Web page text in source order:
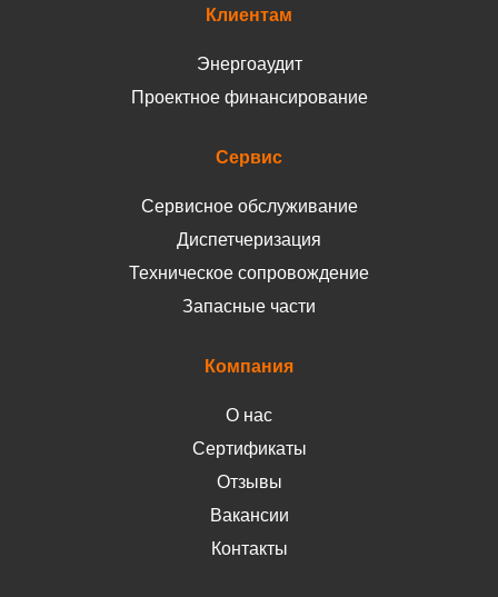
Клиентам
Энергоаудит
Проектное финансирование
Сервис
Сервисное обслуживание
Диспетчеризация
Техническое сопровождение
Запасные части
Компания
О нас
Сертификаты
Отзывы
Вакансии
Контакты